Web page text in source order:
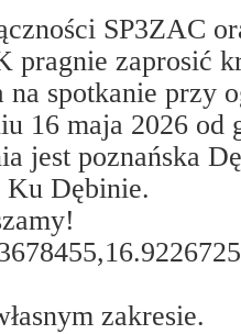
SP3ZAC
pragnie zaprosić
na spotkanie przy
16 maja 2026 od
jest poznańska
Ku Dębinie.
zakresie.